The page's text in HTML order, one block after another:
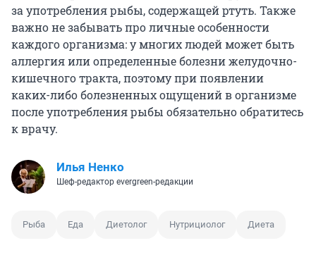
за употребления рыбы, содержащей ртуть. Также
важно не забывать про личные особенности
каждого организма: у многих людей может быть
аллергия или определенные болезни желудочно-
кишечного тракта, поэтому при появлении
каких-либо болезненных ощущений в организме
после употребления рыбы обязательно обратитесь
к врачу.
Илья Ненко
Шеф-редактор evergreen-редакции
Рыба Еда Диетолог Нутрициолог Диета